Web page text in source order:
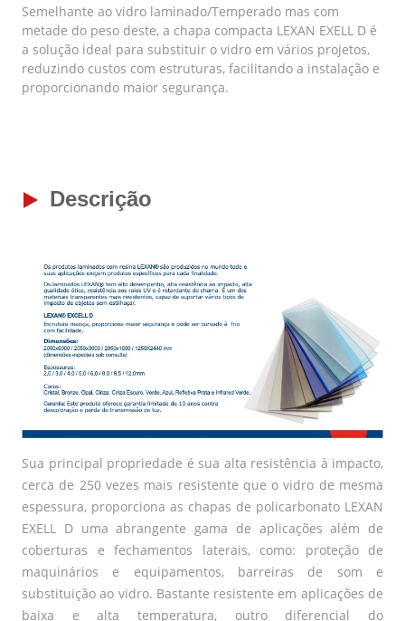
Semelhante ao vidro laminado/Temperado mas com
metade do peso deste, a chapa compacta LEXAN EXELL D é
a solução ideal para substituir o vidro em vários projetos,
reduzindo custos com estruturas, facilitando a instalação e
proporcionando maior segurança.
Descrição
Sua principal propriedade é sua alta resistência à impacto,
cerca de 250 vezes mais resistente que o vidro de mesma
espessura, proporciona as chapas de policarbonato LEXAN
EXELL D uma abrangente gama de aplicações além de
coberturas e fechamentos laterais, como: proteção de
maquinários e equipamentos, barreiras de som e
substituição ao vidro. Bastante resistente em aplicações de
baixa e alta temperatura, outro diferencial do